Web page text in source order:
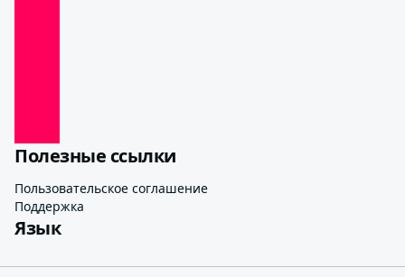
Полезные ссылки
Пользовательское соглашение
Поддержка
Язык